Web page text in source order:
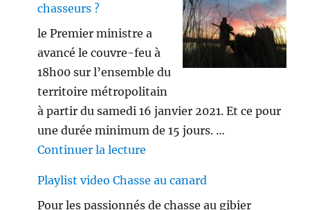
chasseurs ?
le Premier ministre a
avancé le couvre-feu à
18h00 sur l’ensemble du
territoire métropolitain
à partir du samedi 16 janvier 2021. Et ce pour
une durée minimum de 15 jours. …
Continuer la lecture
Playlist video Chasse au canard
Pour les passionnés de chasse au gibier